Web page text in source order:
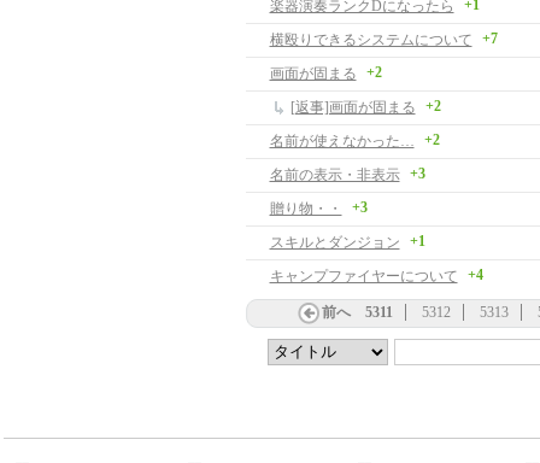
楽器演奏ランクDになったら
+1
横殴りできるシステムについて +7
画面が固まる +2
[返事]画面が固まる +2
名前が使えなかった… +2
名前の表示・非表示 +3
贈り物・・ +3
スキルとダンジョン +1
キャンプファイヤーについて +4
前へ 5311 5312 5313